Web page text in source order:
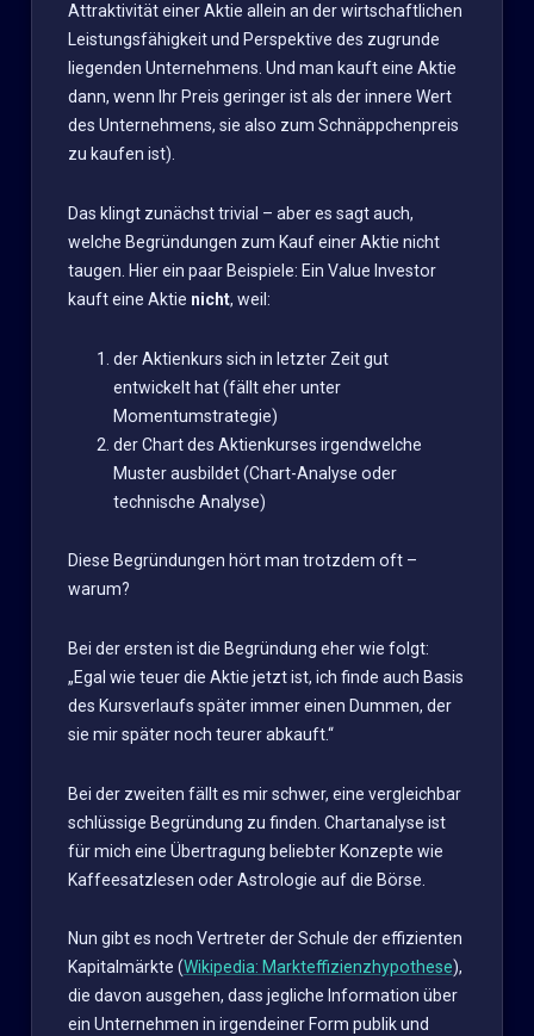
Attraktivität einer Aktie allein an der wirtschaftlichen
Leistungsfähigkeit und Perspektive des zugrunde
liegenden Unternehmens. Und man kauft eine Aktie
dann, wenn Ihr Preis geringer ist als der innere Wert
des Unternehmens, sie also zum Schnäppchenpreis
zu kaufen ist).
Das klingt zunächst trivial – aber es sagt auch,
welche Begründungen zum Kauf einer Aktie nicht
taugen. Hier ein paar Beispiele: Ein Value Investor
kauft eine Aktie nicht, weil:
der Aktienkurs sich in letzter Zeit gut
entwickelt hat (fällt eher unter
Momentumstrategie)
der Chart des Aktienkurses irgendwelche
Muster ausbildet (Chart-Analyse oder
technische Analyse)
Diese Begründungen hört man trotzdem oft –
warum?
Bei der ersten ist die Begründung eher wie folgt:
„Egal wie teuer die Aktie jetzt ist, ich finde auch Basis
des Kursverlaufs später immer einen Dummen, der
sie mir später noch teurer abkauft.“
Bei der zweiten fällt es mir schwer, eine vergleichbar
schlüssige Begründung zu finden. Chartanalyse ist
für mich eine Übertragung beliebter Konzepte wie
Kaffeesatzlesen oder Astrologie auf die Börse.
Nun gibt es noch Vertreter der Schule der effizienten
Kapitalmärkte (Wikipedia: Markteffizienzhypothese),
die davon ausgehen, dass jegliche Information über
ein Unternehmen in irgendeiner Form publik und